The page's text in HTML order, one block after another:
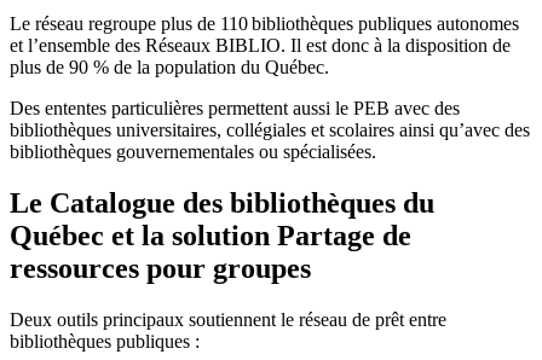
Le réseau regroupe plus de 110bibliothèques publiques autonomes
et l’ensemble des Réseaux BIBLIO. Il est donc à la disposition de
plus de 90 % de la population du Québec.
Des ententes particulières permettent aussi le PEB avec des
bibliothèques universitaires, collégiales et scolaires ainsi qu’avec des
bibliothèques gouvernementales ou spécialisées.
Le Catalogue des bibliothèques du
Québec et la solution Partage de
ressources pour groupes
Deux outils principaux soutiennent le réseau de prêt entre
bibliothèques publiques :